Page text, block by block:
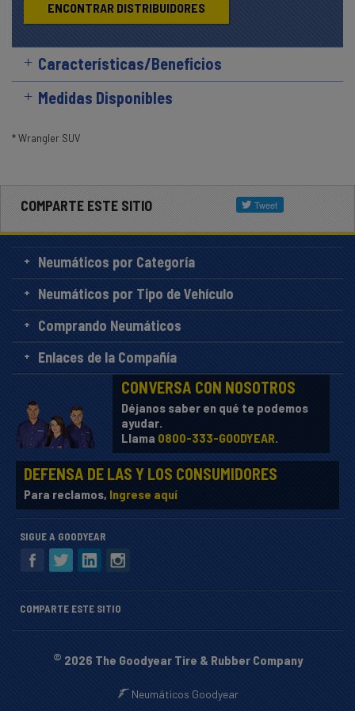
ENCONTRAR DISTRIBUIDORES
Características/Beneficios
Medidas Disponibles
* Wrangler SUV
COMPARTE ESTE SITIO
Neumáticos por Categoría
Neumáticos por Tipo de Vehículo
Comprando Neumáticos
Enlaces de la Compañía
CONVERSA CON NOSOTROS
Déjanos saber en qué te podemos
ayudar.
Llama 0800-333-GOODYEAR.
DEFENSA DE LAS Y LOS CONSUMIDORES
Para reclamos, Ingrese aquí
SIGUE A GOODYEAR
COMPARTE ESTE SITIO
© 2026 The Goodyear Tire & Rubber Company
Neumáticos Goodyear